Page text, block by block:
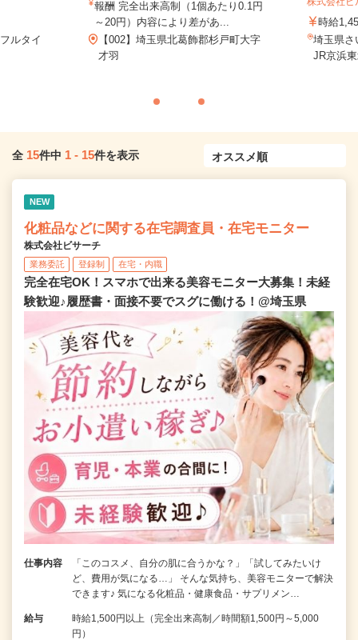
ルタイ
報酬 完全出来高制（1個あたり0.1円
～20円）内容により差があ...
【002】埼玉県北葛飾郡杉戸町大字
才羽
時給
埼玉県さ
JR京浜
全 15件中 1 - 15件を表示
NEW
化粧品などに関する在宅調査員・在宅モニター
株式会社ビサーチ
業務委託 登録制 在宅・内職
完全在宅OK！スマホで出来る美容モニター大募集！未経
験歓迎♪履歴書・面接不要でスグに働ける！@埼玉県
仕事内容
「このコスメ、自分の肌に合うかな？」「試してみたいけ
ど、費用が気になる…」 そんな気持ち、美容モニターで解決
できます♪ 気になる化粧品・健康食品・サプリメン…
給与
時給1,500円以上（完全出来高制／時間額1,500円～5,000
円）